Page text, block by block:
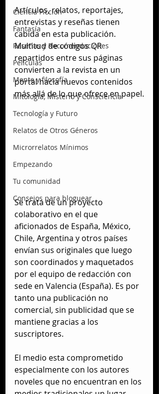
Ciencia Ficción
Fantasía
Reseñas y Recomendaciones
Películas
Mente y filosofía
Mitología, Misterio y Consciencia
Tecnología y Futuro
Relatos de Otros Géneros
Microrrelatos Mínimos
Empezando
Tu comunidad
Consejos para bloguear
Artículos, relatos, reportajes,
entrevistas y reseñas tienen
cabida en esta publicación.
Multitud de códigos QR
repartidos entre sus páginas
convierten a la revista en un
portal hacia nuevos contenidos
más allá de lo que ofrece en papel.
Se trata de un proyecto
colaborativo en el que
aficionados de España, México,
Chile, Argentina y otros países
envían sus originales que luego
son coordinados y maquetados
por el equipo de redacción con
sede en Valencia (España). Es por
tanto una publicación no
comercial, sin publicidad que se
mantiene gracias a los
suscriptores.
El medio esta comprometido
especialmente con los autores
noveles que no encuentran en los